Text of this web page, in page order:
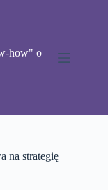
how" o
na strategię